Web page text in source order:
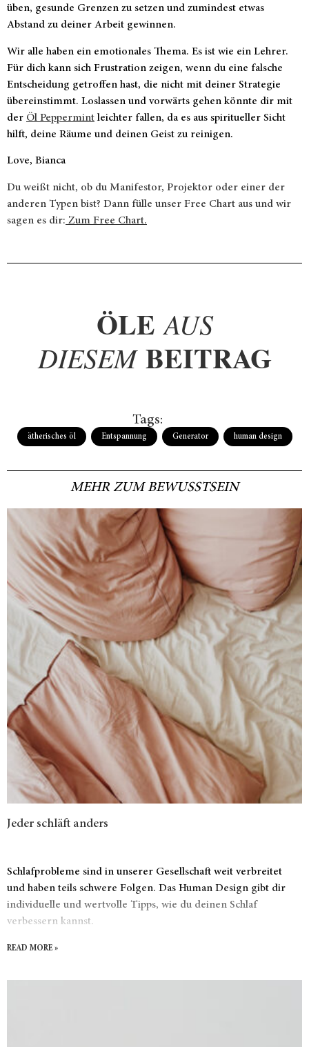
üben, gesunde Grenzen zu setzen und zumindest etwas
Abstand zu deiner Arbeit gewinnen.
Wir alle haben ein emotionales Thema. Es ist wie ein Lehrer.
Für dich kann sich Frustration zeigen, wenn du eine falsche
Entscheidung getroffen hast, die nicht mit deiner Strategie
übereinstimmt. Loslassen und vorwärts gehen könnte dir mit
der Öl Peppermint leichter fallen, da es aus spiritueller Sicht
hilft, deine Räume und deinen Geist zu reinigen.
Love, Bianca
Du weißt nicht, ob du Manifestor, Projektor oder einer der
anderen Typen bist? Dann fülle unser Free Chart aus und wir
sagen es dir: Zum Free Chart.
ÖLE AUS
DIESEM BEITRAG
Tags:
ätherisches öl , Entspannung , Generator , human design
MEHR ZUM BEWUSSTSEIN
Jeder schläft anders
Schlafprobleme sind in unserer Gesellschaft weit verbreitet
und haben teils schwere Folgen. Das Human Design gibt dir
individuelle und wertvolle Tipps, wie du deinen Schlaf
verbessern kannst.
READ MORE »